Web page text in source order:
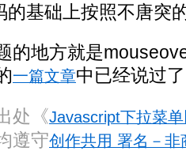
的基础上按照不唐突
的地方就是
一篇文章中已经说过
处《Javascript下拉菜
遵守创作共用 署名－